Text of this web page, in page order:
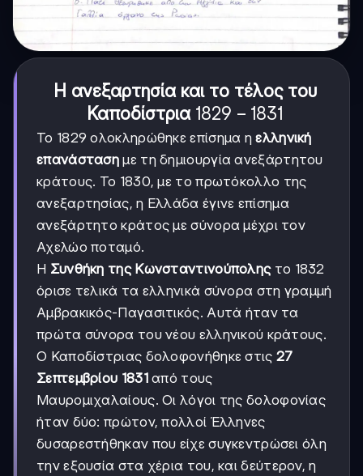
Η ανεξαρτησία και το τέλος του
Καποδίστρια 1829-
1831
1829 − 1831
Το 1829 ολοκληρώθηκε επίσημα ηελληνική
επανάσταση με τη δημιουργία ανεξάρτητου
κράτους. Το 1830, με το πρωτόκολλο της
ανεξαρτησίας, η Ελλάδα έγινε επίσημα
ανεξάρτητο κράτος με σύνορα μέχρι τον
Αχελώο ποταμό.
Η Συνθήκη της Κωνσταντινούποληςτο 1832
όρισε τελικά τα ελληνικά σύνορα στη γραμμή
Αμβρακικός-Παγασιτικός. Αυτά ήταν τα
πρώτα σύνορα του νέου ελληνικού κράτους.
Ο Καποδίστριας δολοφονήθηκε στις 27
Σεπτεμβρίου 1831από τους
Μαυρομιχαλαίους. Οι λόγοι της δολοφονίας
ήταν δύο: πρώτον, πολλοί Έλληνες
δυσαρεστήθηκαν που είχε συγκεντρώσει όλη
την εξουσία στα χέρια του, και δεύτερον, η